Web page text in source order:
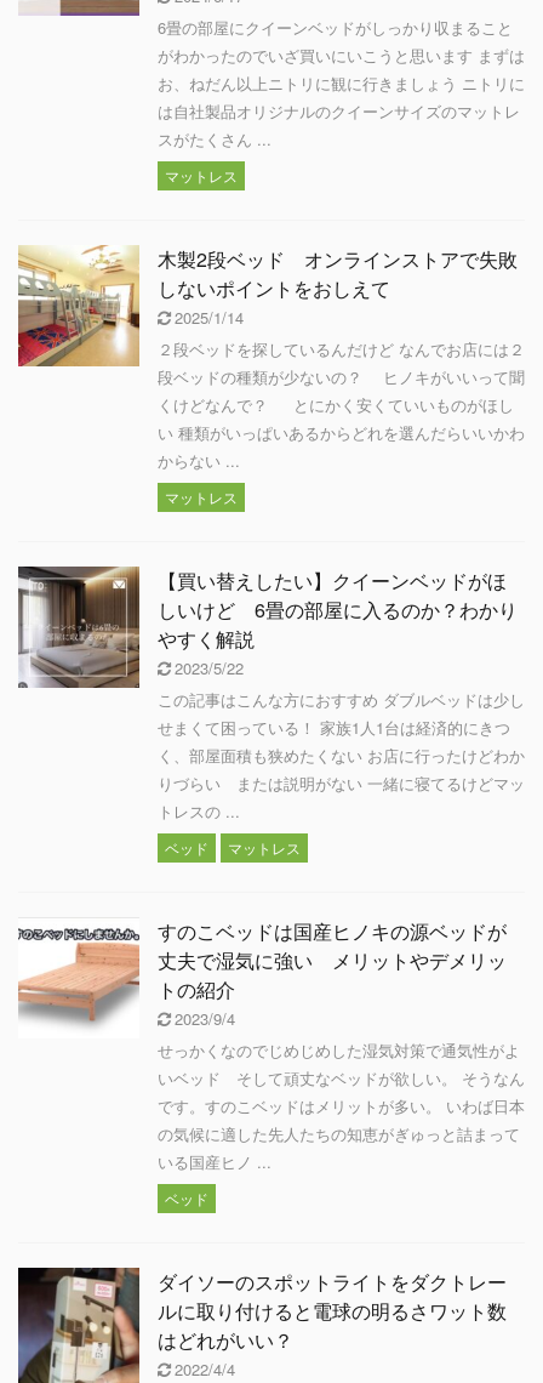
6畳の部屋にクイーンベッドがしっかり収まること
がわかったのでいざ買いにいこうと思います まずは
お、ねだん以上ニトリに観に行きましょう ニトリに
は自社製品オリジナルのクイーンサイズのマットレ
スがたくさん ...
マットレス
木製2段ベッド オンラインストアで失敗
しないポイントをおしえて
2025/1/14
２段ベッドを探しているんだけど なんでお店には２
段ベッドの種類が少ないの？ ヒノキがいいって聞
くけどなんで？ とにかく安くていいものがほし
い 種類がいっぱいあるからどれを選んだらいいかわ
からない ...
マットレス
【買い替えしたい】クイーンベッドがほ
しいけど 6畳の部屋に入るのか？わかり
やすく解説
2023/5/22
この記事はこんな方におすすめ ダブルベッドは少し
せまくて困っている！ 家族1人1台は経済的にきつ
く、部屋面積も狭めたくない お店に行ったけどわか
りづらい または説明がない 一緒に寝てるけどマッ
トレスの ...
ベッド マットレス
すのこベッドは国産ヒノキの源ベッドが
丈夫で湿気に強い メリットやデメリッ
トの紹介
2023/9/4
せっかくなのでじめじめした湿気対策で通気性がよ
いベッド そして頑丈なベッドが欲しい。 そうなん
です。すのこベッドはメリットが多い。 いわば日本
の気候に適した先人たちの知恵がぎゅっと詰まって
いる国産ヒノ ...
ベッド
ダイソーのスポットライトをダクトレー
ルに取り付けると電球の明るさワット数
はどれがいい？
2022/4/4